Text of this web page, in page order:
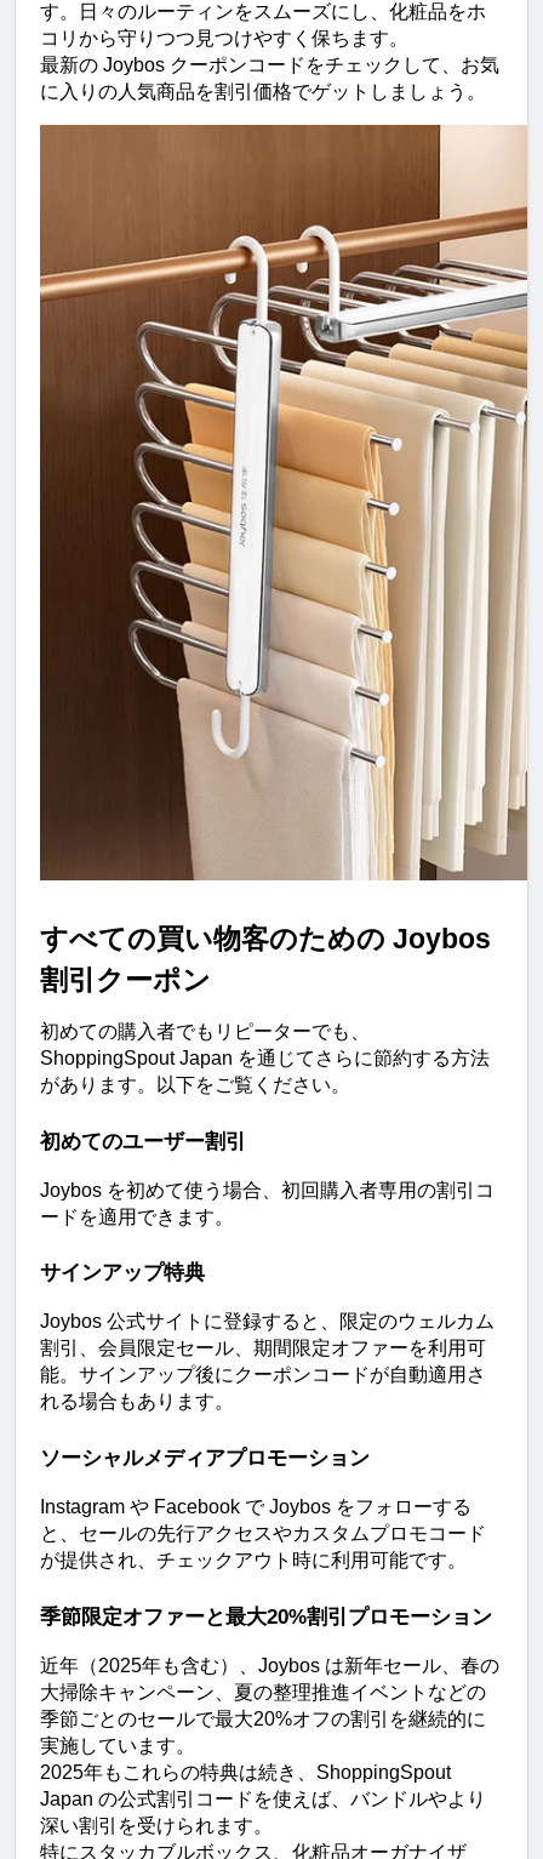
す。日々のルーティンをスムーズにし、化粧品をホ
コリから守りつつ見つけやすく保ちます。
最新の Joybos クーポンコードをチェックして、お気
に入りの人気商品を割引価格でゲットしましょう。
すべての買い物客のための Joybos
割引クーポン
初めての購入者でもリピーターでも、
ShoppingSpout Japan を通じてさらに節約する方法
があります。以下をご覧ください。
初めてのユーザー割引
Joybos を初めて使う場合、初回購入者専用の割引コ
ードを適用できます。
サインアップ特典
Joybos 公式サイトに登録すると、限定のウェルカム
割引、会員限定セール、期間限定オファーを利用可
能。サインアップ後にクーポンコードが自動適用さ
れる場合もあります。
ソーシャルメディアプロモーション
Instagram や Facebook で Joybos をフォローする
と、セールの先行アクセスやカスタムプロモコード
が提供され、チェックアウト時に利用可能です。
季節限定オファーと最大20%割引プロモーション
近年（2025年も含む）、Joybos は新年セール、春の
大掃除キャンペーン、夏の整理推進イベントなどの
季節ごとのセールで最大20%オフの割引を継続的に
実施しています。
2025年もこれらの特典は続き、ShoppingSpout
Japan の公式割引コードを使えば、バンドルやより
深い割引を受けられます。
特にスタッカブルボックス、化粧品オーガナイザ